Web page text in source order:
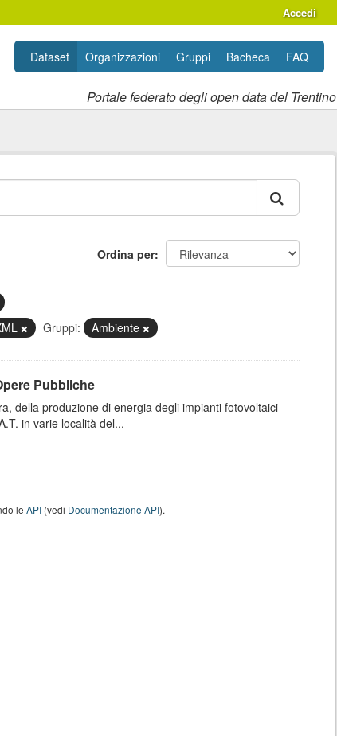
Accedi
Portale federato degli open data del Trentino
Dataset Organizzazioni Gruppi Bacheca FAQ
Ordina per
Gruppi: Ambiente
Pubbliche
della produzione di energia degli impianti fotovoltaici
in varie località del...
le API(vedi Documentazione API).